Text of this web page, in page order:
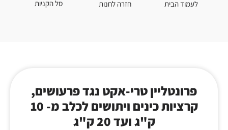
לעמוד הבית חזרה לחנות סל הקניות
פרונטליין טרי-אקט נגד פרעושים,
קרציות כינים ויתושים לכלב מ- 10
ק"ג ועד 20 ק"ג